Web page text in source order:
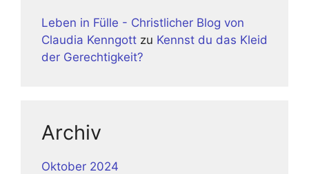
Leben in Fülle - Christlicher Blog von
Claudia Kenngott zu Kennst du das Kleid
der Gerechtigkeit?
Archiv
Oktober 2024